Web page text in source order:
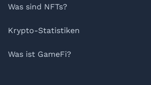
Was sind NFTs?
Krypto-Statistiken
Was ist GameFi?